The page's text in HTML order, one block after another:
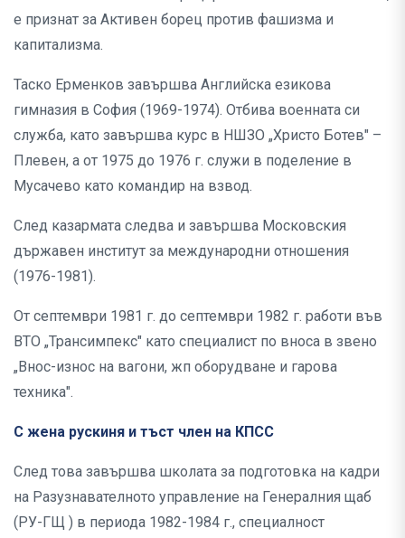
е признат за Активен борец против фашизма и
капитализма.
Таско Ерменков завършва Английска езикова
гимназия в София (1969-1974). Отбива военната си
служба, като завършва курс в НШЗО „Христо Ботев" –
Плевен, а от 1975 до 1976 г. служи в поделение в
Мусачево като командир на взвод.
След казармата следва и завършва Московския
държавен институт за международни отношения
(1976-1981).
От септември 1981 г. до септември 1982 г. работи във
ВТО „Трансимпекс" като специалист по вноса в звено
„Внос-износ на вагони, жп оборудване и гарова
техника".
С жена рускиня и тъст член на КПСС
След това завършва школата за подготовка на кадри
на Разузнавателното управление на Генералния щаб
(РУ-ГЩ ) в периода 1982-1984 г., специалност